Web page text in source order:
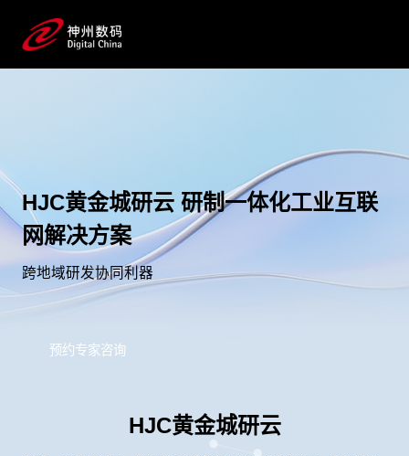
HJC黄金城研云 研制一体化工业互联
网解决方案
跨地域研发协同利器
预约专家咨询
HJC黄金城研云